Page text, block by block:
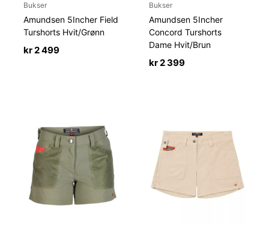
Bukser
Amundsen 5Incher Field
Turshorts Hvit/Grønn
kr2 499
Bukser
Amundsen 5Incher
Concord Turshorts
Dame Hvit/Brun
kr2 399